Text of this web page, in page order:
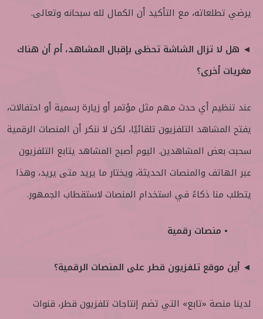
يرضي تطلعاته، مع التأكيد أن الكمال لله سبحانه وتعالى.
◄ هل لا تزال الشاشة تحظى بإقبال المشاهد، أم أن هناك
مغريات أخرى؟
عند تنظيم أي حدث مهم مثل مؤتمر أو زيارة رسمية أو احتفالات،
يفتح المشاهد التلفزيون تلقائيًا، لكن لا ننكر أن المنصات الرقمية
سحبت بعض المشاهدين. اليوم أصبح المشاهد يتابع التلفزيون
عبر الهاتف والمنصات الحديثة، ويختار ما يريد متى يريد، وهذا
يتطلب منا ذكاءً في استخدام المنصات لاستقطاب الجمهور.
• منصات رقمية
◄ أين موقع تلفزيون قطر على المنصات الرقمية؟
لدينا منصة «تابع» التي تضم إنتاجات تلفزيون قطر، قنوات